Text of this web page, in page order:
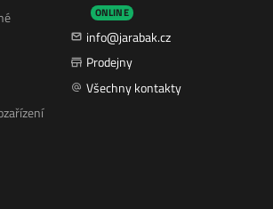
ONLINE
info@jarabak.cz
Prodejny
Všechny kontakty